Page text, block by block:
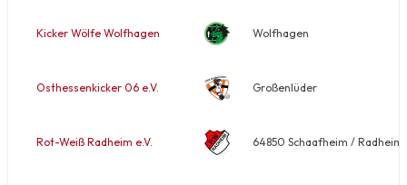
Kicker Wölfe Wolfhagen Wolfhagen
Osthessenkicker 06 e.V. Großenlüder
Rot-Weiß Radheim e.V. 64850 Schaafheim /